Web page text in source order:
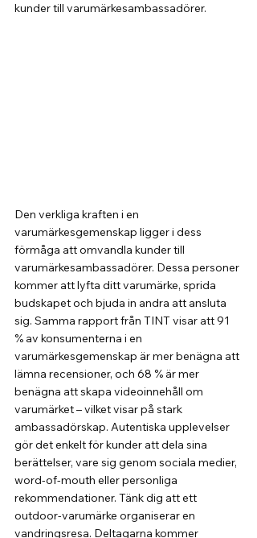
kunder till varumärkesambassadörer.
Den verkliga kraften i en
varumärkesgemenskap ligger i dess
förmåga att omvandla kunder till
varumärkesambassadörer. Dessa personer
kommer att lyfta ditt varumärke, sprida
budskapet och bjuda in andra att ansluta
sig. Samma rapport från TINT visar att 91
% av konsumenterna i en
varumärkesgemenskap är mer benägna att
lämna recensioner, och 68 % är mer
benägna att skapa videoinnehåll om
varumärket – vilket visar på stark
ambassadörskap. Autentiska upplevelser
gör det enkelt för kunder att dela sina
berättelser, vare sig genom sociala medier,
word-of-mouth eller personliga
rekommendationer. Tänk dig att ett
outdoor-varumärke organiserar en
vandringsresa. Deltagarna kommer